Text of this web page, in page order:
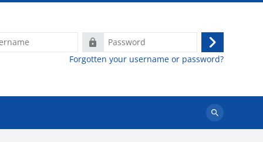
Password
Log
in
Forgotten your username or password?
Search